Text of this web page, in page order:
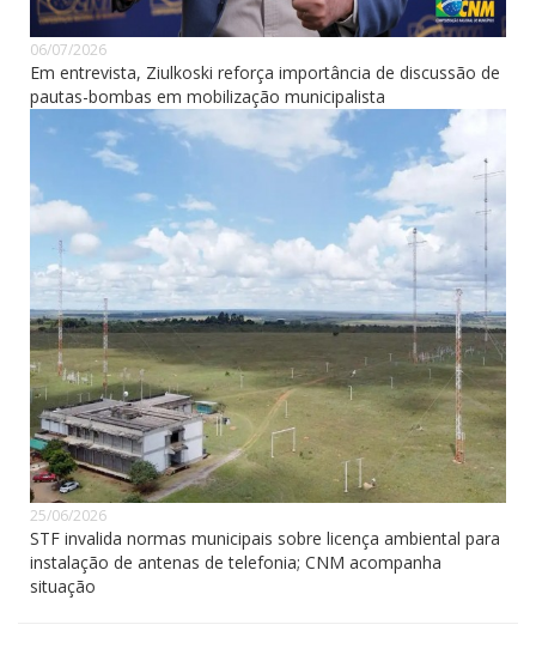
06/07/2026
Em entrevista, Ziulkoski reforça importância de discussão de
pautas-bombas em mobilização municipalista
25/06/2026
STF invalida normas municipais sobre licença ambiental para
instalação de antenas de telefonia; CNM acompanha
situação